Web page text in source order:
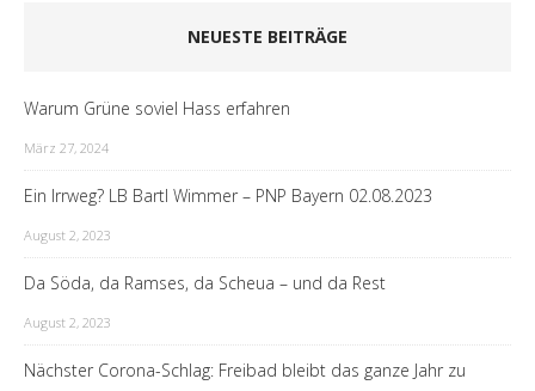
NEUESTE BEITRÄGE
Warum Grüne soviel Hass erfahren
März 27, 2024
Ein Irrweg? LB Bartl Wimmer – PNP Bayern 02.08.2023
August 2, 2023
Da Söda, da Ramses, da Scheua – und da Rest
August 2, 2023
Nächster Corona-Schlag: Freibad bleibt das ganze Jahr zu